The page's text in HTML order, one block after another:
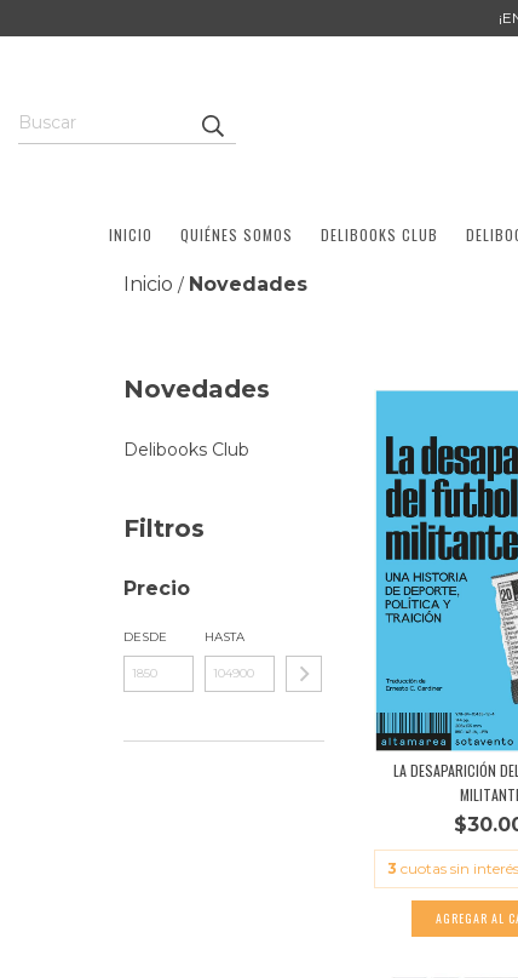
INICIO QUIÉNES SOMOS DELIBOOKS CLUB
Inicio / Novedades
Novedades
Delibooks Club
Filtros
Precio
DESDE HASTA
LA DESAPARICIÓN
3 cuotas sin